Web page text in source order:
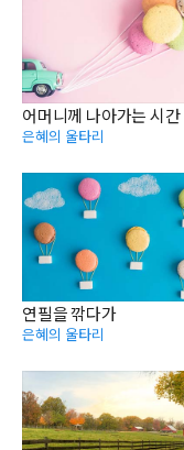
어머니께 나아가는 시간
은혜의 울타리
연필을 깎다가
은혜의 울타리